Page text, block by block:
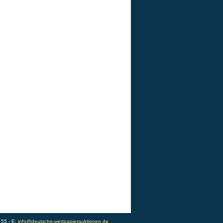
- E: info@deutsche-wertpapierauktionen.de